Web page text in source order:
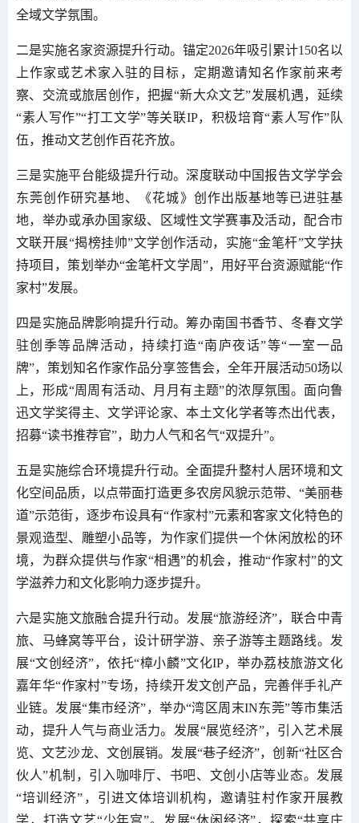
全域文学氛围。
二是实施名家资源提升行动。锚定2026年吸引累计150名以
上作家或艺术家入驻的目标，定期邀请知名作家前来考
察、交流或旅居创作，把握“新大众文艺”发展机遇，延续
“素人写作”“打工文学”等关联IP，积极培育“素人写作”队
伍，推动文艺创作百花齐放。
三是实施平台能级提升行动。深度联动中国报告文学学会
东莞创作研究基地、《花城》创作出版基地等已进驻基
地，举办或承办国家级、区域性文学赛事及活动，配合市
文联开展“揭榜挂帅”文学创作活动，实施“金笔杆”文学扶
持项目，策划举办“金笔杆文学周”，用好平台资源赋能“作
家村”发展。
四是实施品牌影响提升行动。筹办南国书香节、冬春文学
驻创季等品牌活动，持续打造“南庐夜话”等“一室一品
牌”，策划知名作家作品分享签售会，全年开展活动50场以
上，形成“周周有活动、月月有主题”的浓厚氛围。面向鲁
迅文学奖得主、文学评论家、本土文化学者等杰出代表，
招募“读书推荐官”，助力人气和名气“双提升”。
五是实施综合环境提升行动。全面提升整村人居环境和文
化空间品质，以点带面打造更多农房风貌示范带、“美丽巷
道”示范街，逐步布设具有“作家村”元素和客家文化特色的
景观造型、雕塑小品等，为作家们提供一个休闲放松的环
境，为群众提供与作家“相遇”的机会，推动“作家村”的文
学滋养力和文化影响力逐步提升。
六是实施文旅融合提升行动。发展“旅游经济”，联合中青
旅、马蜂窝等平台，设计研学游、亲子游等主题路线。发
展“文创经济”，依托“樟小麟”文化IP，举办荔枝旅游文化
嘉年华“作家村”专场，持续开发文创产品，完善伴手礼产
业链。发展“集市经济”，举办“湾区周末IN东莞”等市集活
动，提升人气与商业活力。发展“展览经济”，引入艺术展
览、文艺沙龙、文创展销。发展“巷子经济”，创新“社区合
伙人”机制，引入咖啡厅、书吧、文创小店等业态。发展
“培训经济”，引进文体培训机构，邀请驻村作家开展教
学，打造文艺“少年宫”。发展“休闲经济”，探索“共享庄